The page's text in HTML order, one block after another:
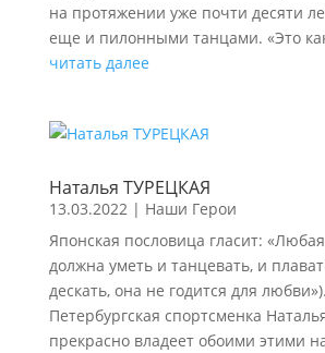
на протяжении уже почти десяти
еще и пилонными танцами. «Это
читать далее
Наталья ТУРЕЦКАЯ
13.03.2022| Наши Герои
Японская пословица гласит:
должна уметь и танцевать, и
дескать, она не годится для любви»).
Петербургская спортсменка
прекрасно владеет обоими этими